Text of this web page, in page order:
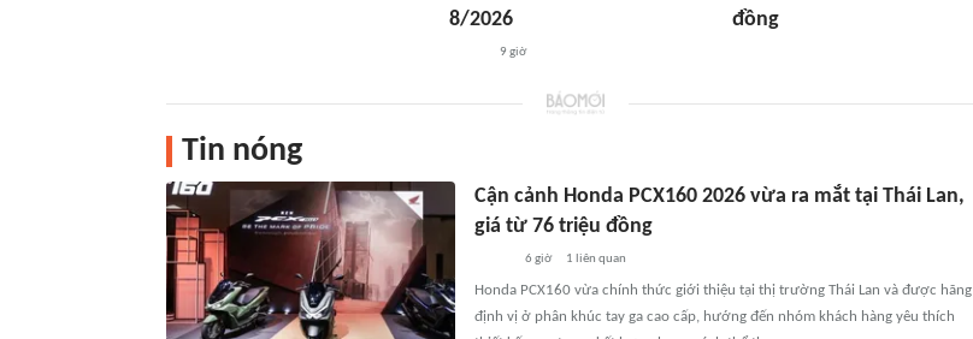
8/2026
9 giờ
đồng
Tin nóng
Cận cảnh Honda PCX160 2026 vừa ra mắt tại Thái Lan,
giá từ 76 triệu đồng
6 giờ 1 liên quan
Honda PCX160 vừa chính thức giới thiệu tại thị trường Thái Lan và được hãng
định vị ở phân khúc tay ga cao cấp, hướng đến nhóm khách hàng yêu thích